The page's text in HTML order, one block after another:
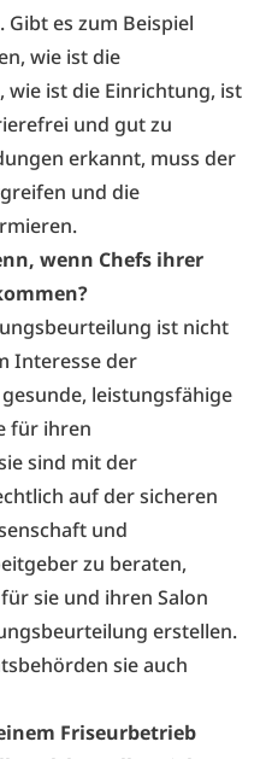
es zum Beispiel
wie ist die
wie ist die Einrichtung, ist
und gut zu
erkannt, muss der
und die
wenn Chefs ihrer
ist nicht
Interesse der
leistungsfähige
für ihren
sind mit der
auf der sicheren
und
zu beraten,
sie und ihren Salon
erstellen.
sie auch
Friseurbetrieb